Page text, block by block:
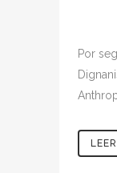
Por